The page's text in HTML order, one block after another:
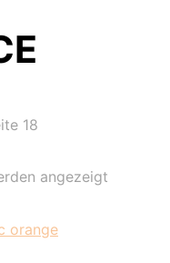
18
angezeigt